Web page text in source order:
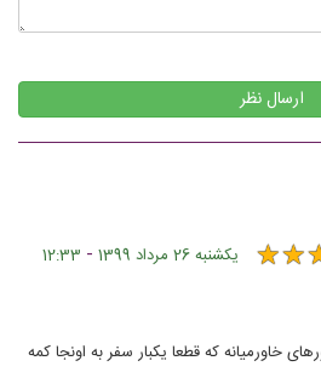
ارسال نظر
★★
★★ یکشنبه 26 مرداد 1399 -
12:33
خاورمیانه که قطعا یکبار سفر به اونجا کمه